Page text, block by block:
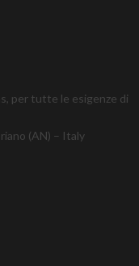
per tutte le esigenze di
(AN) – Italy